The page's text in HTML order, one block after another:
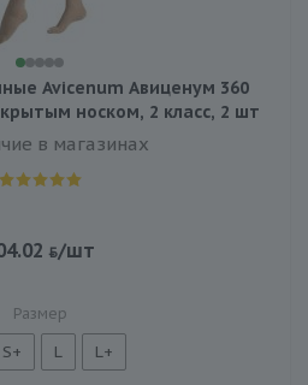
Avicenum Авиценум 360
носком, 2 класс, 2 шт
в магазинах
/шт
Размер
S+ L L+